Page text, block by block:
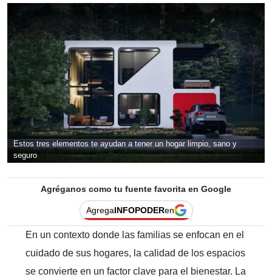
Estos tres elementos te ayudan a tener un hogar limpio, sano y
seguro
Agréganos como tu fuente favorita en Google
AgregaINFOPODERen
En un contexto donde las familias se enfocan en el
cuidado de sus hogares, la calidad de los espacios
se convierte en un factor clave para el bienestar. La